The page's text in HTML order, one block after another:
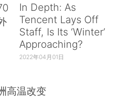
In Depth: As
Tencent Lays Off
Staff, Is Its ‘Winter’
Approaching?
2022年04月01日
高温改变